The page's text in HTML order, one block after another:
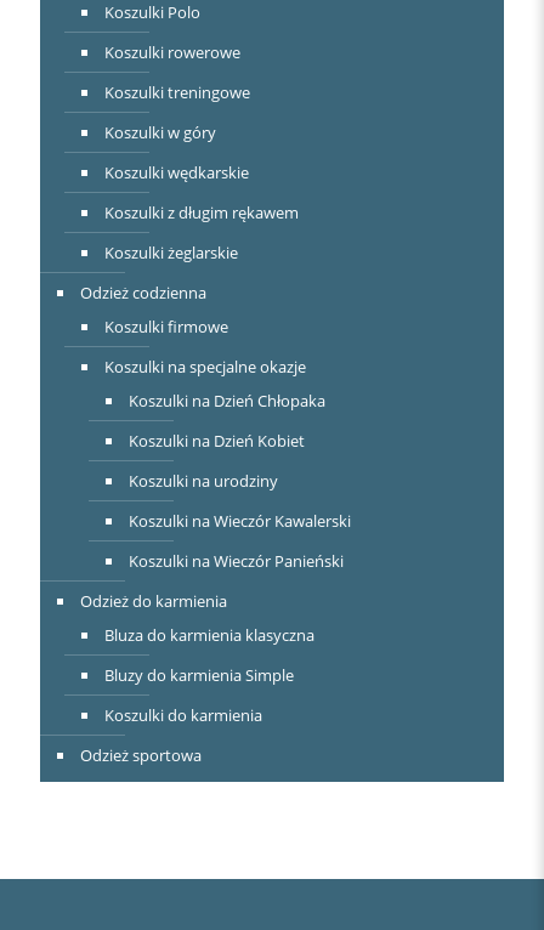
Koszulki Polo
Koszulki rowerowe
Koszulki treningowe
Koszulki w góry
Koszulki wędkarskie
Koszulki z długim rękawem
Koszulki żeglarskie
Odzież codzienna
Koszulki firmowe
Koszulki na specjalne okazje
Koszulki na Dzień Chłopaka
Koszulki na Dzień Kobiet
Koszulki na urodziny
Koszulki na Wieczór Kawalerski
Koszulki na Wieczór Panieński
Odzież do karmienia
Bluza do karmienia klasyczna
Bluzy do karmienia Simple
Koszulki do karmienia
Odzież sportowa